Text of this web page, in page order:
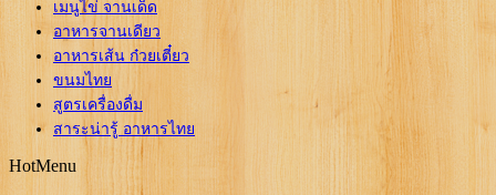
เมนูไข่ จานเด็ด
อาหารจานเดียว
อาหารเส้น ก๋วยเตี๋ยว
ขนมไทย
สูตรเครื่องดื่ม
สาระน่ารู้ อาหารไทย
HotMenu